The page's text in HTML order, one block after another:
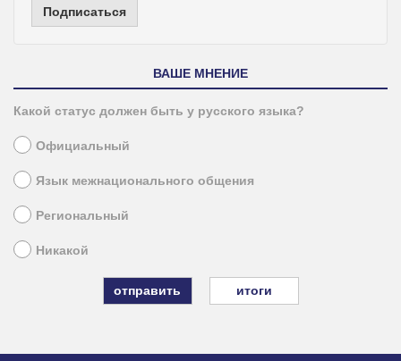
Подписаться
ВАШЕ МНЕНИЕ
Какой статус должен быть у русского языка?
Официальный
Язык межнационального общения
Региональный
Никакой
итоги